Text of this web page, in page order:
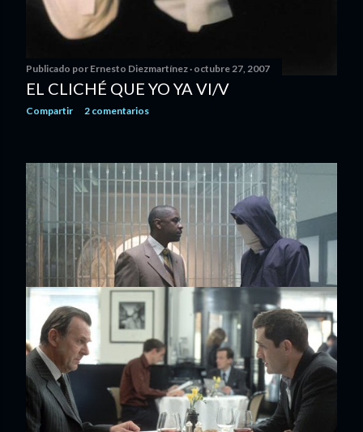
Publicado por Ernesto Diezmartínez octubre 27, 2007
EL CLICHÉ QUE YO YA VI/V
Compartir 2 comentarios
Publicado por Ernesto Diezmartínez octubre 27, 2007
CINE EN TELEVISIÓN PARA EL SÁBADO
27 DE OCTUBRE